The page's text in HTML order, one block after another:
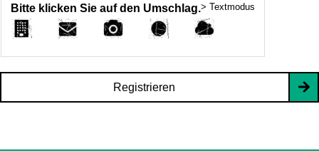
Bitte klicken Sie auf den Umschlag.> Textmodus
Registrieren